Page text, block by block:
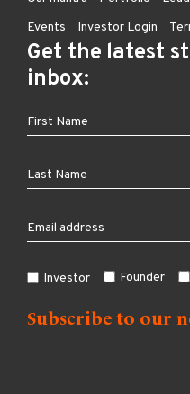
Events
Investor Login
Get the latest
inbox:
Investor Founder